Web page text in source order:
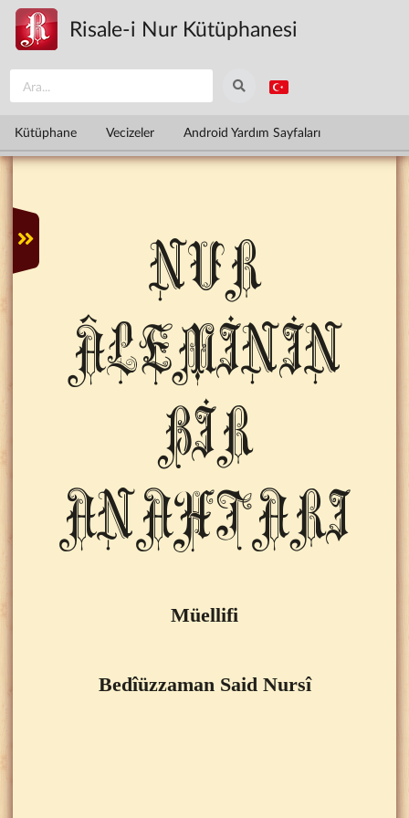
Ana içeriğe atla
Risale-i Nur Kütüphanesi
Kütüphane Vecizeler Android Yardım Sayfaları
NUR
ÂLEMİNİN
BİR
ANAHTARI
Müellifi
Bedîüzzaman Said Nursî